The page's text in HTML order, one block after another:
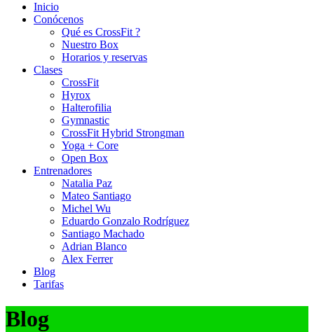
Inicio
Conócenos
Qué es CrossFit ?
Nuestro Box
Horarios y reservas
Clases
CrossFit
Hyrox
Halterofilia
Gymnastic
CrossFit Hybrid Strongman
Yoga + Core
Open Box
Entrenadores
Natalia Paz
Mateo Santiago
Michel Wu
Eduardo Gonzalo Rodríguez
Santiago Machado
Adrian Blanco
Alex Ferrer
Blog
Tarifas
Blog